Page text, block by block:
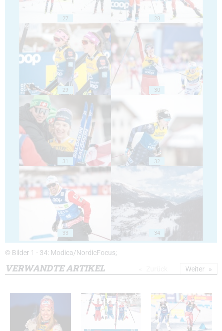
27 28
29 30
31 32
33 34
© Bilder 1 - 34: Modica/NordicFocus;
VERWANDTE ARTIKEL Weiter